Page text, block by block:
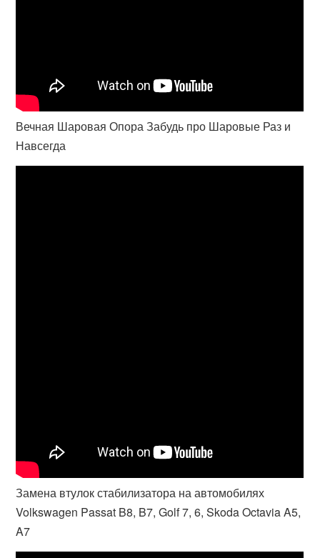
Вечная Шаровая Опора Забудь про Шаровые Раз и
Навсегда
Замена втулок стабилизатора на автомобилях
Volkswagen Passat B8, B7, Golf 7, 6, Skoda Octavia A5,
A7